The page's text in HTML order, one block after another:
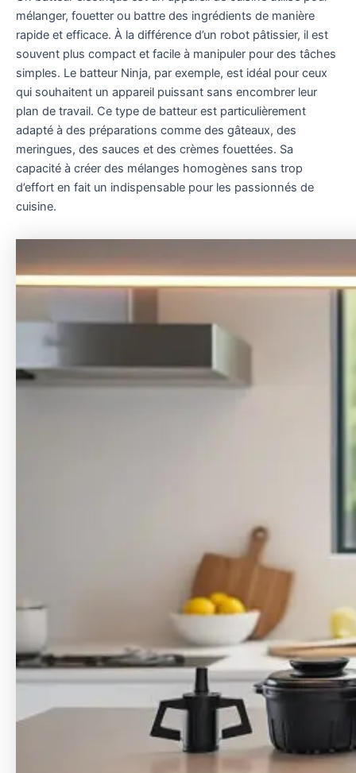
mélanger, fouetter ou battre des ingrédients de manière
rapide et efficace. À la différence d’un robot pâtissier, il est
souvent plus compact et facile à manipuler pour des tâches
simples. Le batteur Ninja, par exemple, est idéal pour ceux
qui souhaitent un appareil puissant sans encombrer leur
plan de travail. Ce type de batteur est particulièrement
adapté à des préparations comme des gâteaux, des
meringues, des sauces et des crèmes fouettées. Sa
capacité à créer des mélanges homogènes sans trop
d’effort en fait un indispensable pour les passionnés de
cuisine.